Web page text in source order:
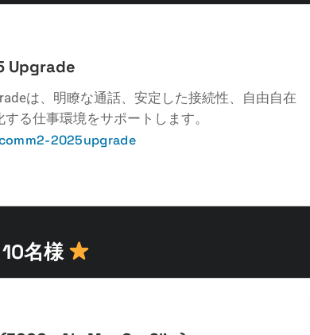
Upgrade
は、明瞭な通話、安定した接続性、自由自在
る仕事環境をサポートします。
2025upgrade
名様